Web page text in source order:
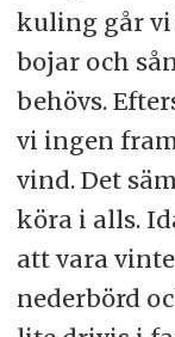
kuling går vi
bojar och
behövs.
vi ingen
vind. Det
köra i alls.
att vara
nederbörd